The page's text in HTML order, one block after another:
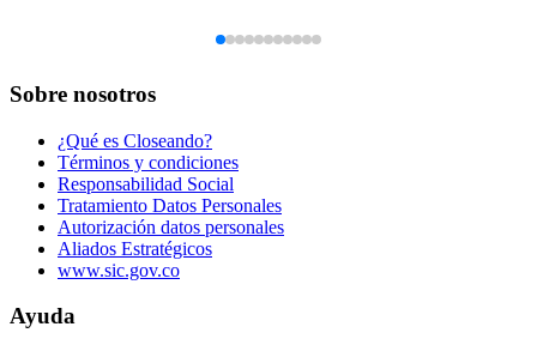
Sobre nosotros
¿Qué es Closeando?
Términos y condiciones
Responsabilidad Social
Tratamiento Datos Personales
Autorización datos personales
Aliados Estratégicos
www.sic.gov.co
Ayuda